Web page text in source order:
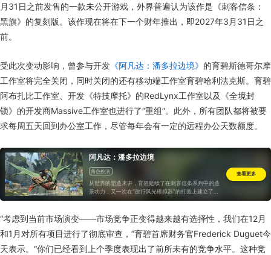
月31日之前发售的一款未公开游戏，外界普遍认为该作是《刺客信条：
黑旗》的复刻版。该作现在将在下一个财年推出，即2027年3月31日之
前。
受此次变动影响，曾参与开发 《阿凡达：潘多拉边境》 的育碧斯德哥尔摩
工作室将完全关闭，同时关闭的还有移动端工作室育碧哈利法克斯。育碧
阿布扎比工作室、开发《特技摩托》的RedLynx工作室以及《全境封
锁》的开发商Massive工作室也进行了“重组”。此外，所有团队都将被要
求每周五天回到办公室工作，尽管每年会有一定的远程办公天数额度。
阿凡达：潘多拉边境
角色扮演
从世界的塑造来讲，育碧延续了在刺客信条系列中的造
景功力，又一次在“旅行风光模拟器”的打造上建立了自
己的至高权威..
查看更多
“考虑到当前市场演变——市场竞争正变得越来越有选择性，我们在12月
和1月对所有项目进行了彻底审查，”育碧首席财务官Frederick Duguet今
天表示。“你们已经看到上个季度表现出了前所未有的竞争水平。这种竞